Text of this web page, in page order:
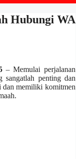
Hubungi WA
– Memulai perjalanan
penting dan
dan memiliki komitmen